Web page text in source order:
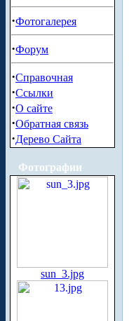
·Фотогалерея
·Форум
·Справочная
·Ссылки
·О сайте
·Обратная связь
·Дерево Сайта
Фотографии
sun_3.jpg